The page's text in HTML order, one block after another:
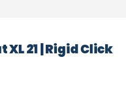
21 | Rigid Click